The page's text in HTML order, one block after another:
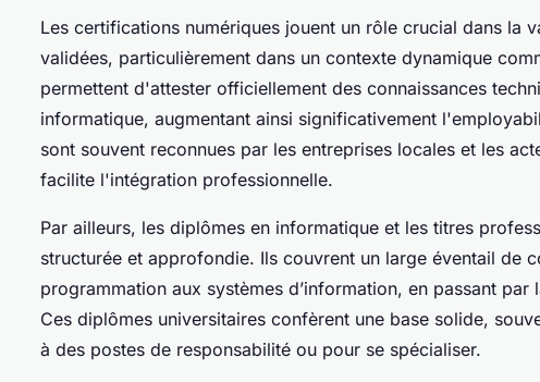
Les certifications numériques jouent un rôle crucial dans la
validées, particulièrement dans un contexte dynamique
permettent d'attester officiellement des connaissances
informatique, augmentant ainsi significativement
sont souvent reconnues par les entreprises locales et les
facilite l'intégration professionnelle.
Par ailleurs, les diplômes en informatique et les titres
structurée et approfondie. Ils couvrent un large éventail de
programmation aux systèmes d’information, en passant
Ces diplômes universitaires confèrent une base solide,
à des postes de responsabilité ou pour se spécialiser.